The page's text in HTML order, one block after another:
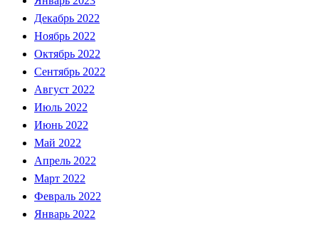
Декабрь 2022
Ноябрь 2022
Октябрь 2022
Сентябрь 2022
Август 2022
Июль 2022
Июнь 2022
Май 2022
Апрель 2022
Март 2022
Февраль 2022
Январь 2022